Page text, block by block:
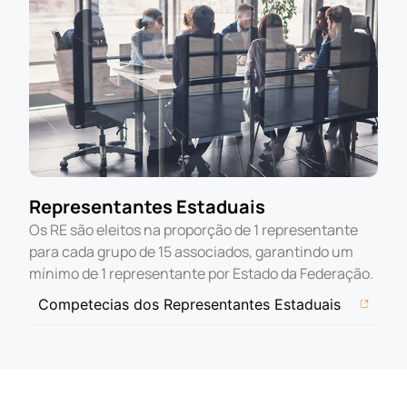
Representantes Estaduais
Os RE são eleitos na proporção de 1 representante
para cada grupo de 15 associados, garantindo um
mínimo de 1 representante por Estado da Federação.
Competecias dos Representantes Estaduais